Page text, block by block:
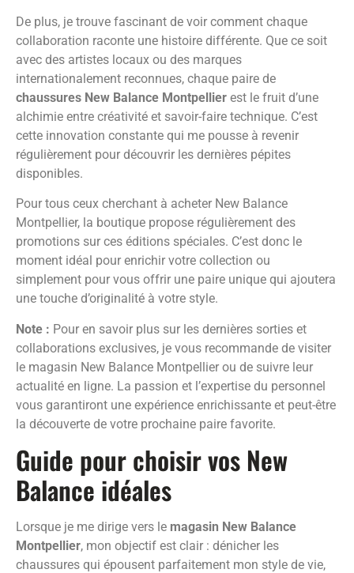
De plus, je trouve fascinant de voir comment chaque
collaboration raconte une histoire différente. Que ce soit
avec des artistes locaux ou des marques
internationalement reconnues, chaque paire de
chaussures New Balance Montpellier est le fruit d’une
alchimie entre créativité et savoir-faire technique. C’est
cette innovation constante qui me pousse à revenir
régulièrement pour découvrir les dernières pépites
disponibles.
Pour tous ceux cherchant à acheter New Balance
Montpellier, la boutique propose régulièrement des
promotions sur ces éditions spéciales. C’est donc le
moment idéal pour enrichir votre collection ou
simplement pour vous offrir une paire unique qui ajoutera
une touche d’originalité à votre style.
Note : Pour en savoir plus sur les dernières sorties et
collaborations exclusives, je vous recommande de visiter
le magasin New Balance Montpellier ou de suivre leur
actualité en ligne. La passion et l’expertise du personnel
vous garantiront une expérience enrichissante et peut-être
la découverte de votre prochaine paire favorite.
Guide pour choisir vos New
Balance idéales
Lorsque je me dirige vers le magasin New Balance
Montpellier, mon objectif est clair : dénicher les
chaussures qui épousent parfaitement mon style de vie,